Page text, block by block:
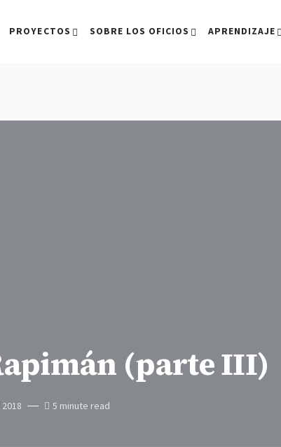
PROYECTOS SOBRE LOS OFICIOS APRENDIZAJE
(parte III)
5 minute read